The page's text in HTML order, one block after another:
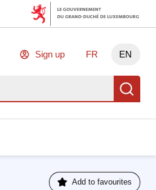
Sign up FR EN
Add to favourites